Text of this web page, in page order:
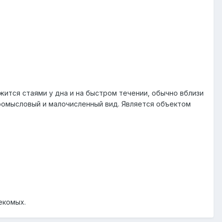
стаями у дна и на быстром течении, обычно вблизи
и малочисленный вид. Является объектом